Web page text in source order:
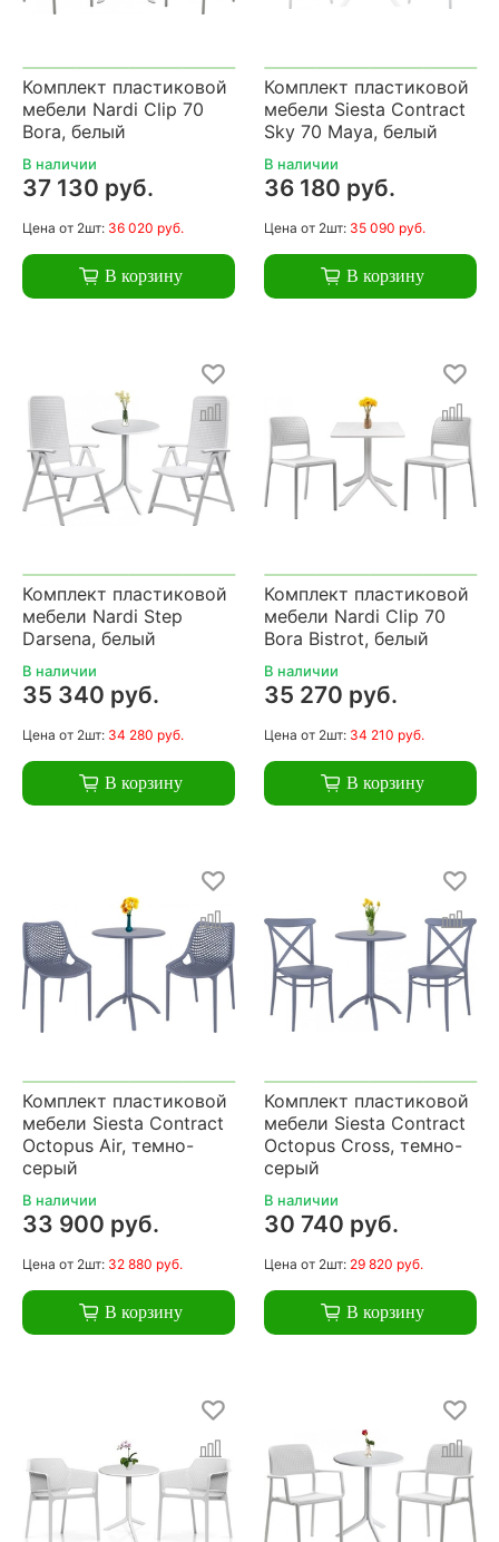
Комплект пластиковой
мебели Nardi Clip 70
Bora, белый
В наличии
37 130 руб.
Цена от 2шт: 36 020 руб.
В корзину
Комплект пластиковой
мебели Siesta Contract
Sky 70 Maya, белый
В наличии
36 180 руб.
Цена от 2шт: 35 090 руб.
В корзину
Комплект пластиковой
мебели Nardi Step
Darsena, белый
В наличии
35 340 руб.
Цена от 2шт: 34 280 руб.
В корзину
Комплект пластиковой
мебели Nardi Clip 70
Bora Bistrot, белый
В наличии
35 270 руб.
Цена от 2шт: 34 210 руб.
В корзину
Комплект пластиковой
мебели Siesta Contract
Octopus Air, темно-
серый
В наличии
33 900 руб.
Цена от 2шт: 32 880 руб.
В корзину
Комплект пластиковой
мебели Siesta Contract
Octopus Cross, темно-
серый
В наличии
30 740 руб.
Цена от 2шт: 29 820 руб.
В корзину